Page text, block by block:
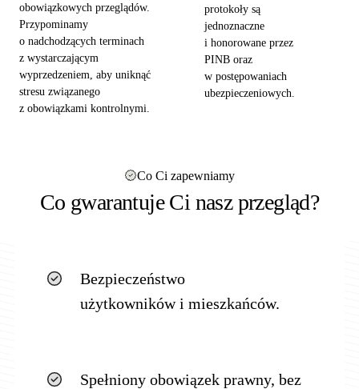
obowiązkowych przeglądów.
Przypominamy
o nadchodzących terminach
z wystarczającym
wyprzedzeniem, aby uniknąć
stresu związanego
z obowiązkami kontrolnymi.
protokoły są
jednoznaczne
i honorowane przez
PINB oraz
w postępowaniach
ubezpieczeniowych.
Co Ci zapewniamy
Co gwarantuje Ci nasz przegląd?
Bezpieczeństwo
użytkowników i mieszkańców.
Spełniony obowiązek prawny, bez